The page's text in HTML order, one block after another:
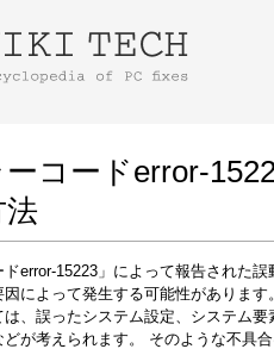
ーコードerror-
ドerror-15223」によって報告された誤
因によって発生する可能性があります
は、誤ったシステム設定、システム要
どが考えられます。 そのような不具
using